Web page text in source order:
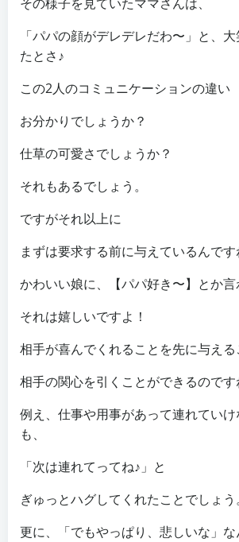
「パパの顔がデレデレだわ〜」と、
たとさ♪
この2人のコミュニケーションの違い
お分かりでしょうか？
仕草の可愛さでしょうか？
それもあるでしょう。
ですがそれ以上に
まずは要求する前に与えているんです
かわいい娘に、【パパ好き〜】とか言
それは嬉しいですよ！
相手が喜んでくれることを先に与える
相手の関心を引くことができるのです
例え、仕事や用事があって連れてい
も、
「次は連れてってね♪」と
ぎゅっとハグしてくれたことでしょう。
更に、「でもやっぱり、悲しいな」